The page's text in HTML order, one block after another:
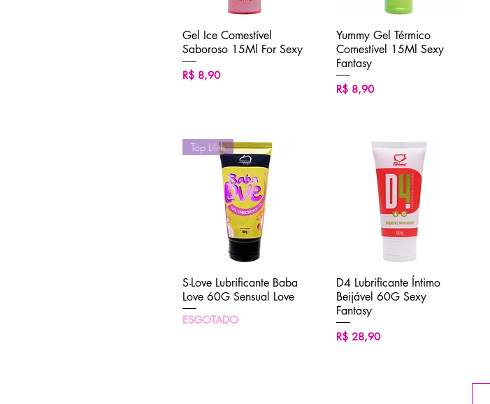
Visualização rápida
Gel Ice Comestível
Saboroso 15Ml For Sexy
Preço
R$ 8,90
Visualização rápida
Yummy Gel Térmico
Comestível 15Ml Sexy
Fantasy
Preço
R$ 8,90
Visualização rápida
Top Lilith
S-Love Lubrificante Baba
Love 60G Sensual Love
ESGOTADO
Visualização rápida
D4 Lubrificante Íntimo
Beijável 60G Sexy
Fantasy
Preço
R$ 28,90